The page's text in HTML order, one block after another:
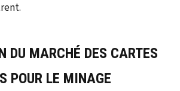
DU MARCHÉ DES CARTES
POUR LE MINAGE